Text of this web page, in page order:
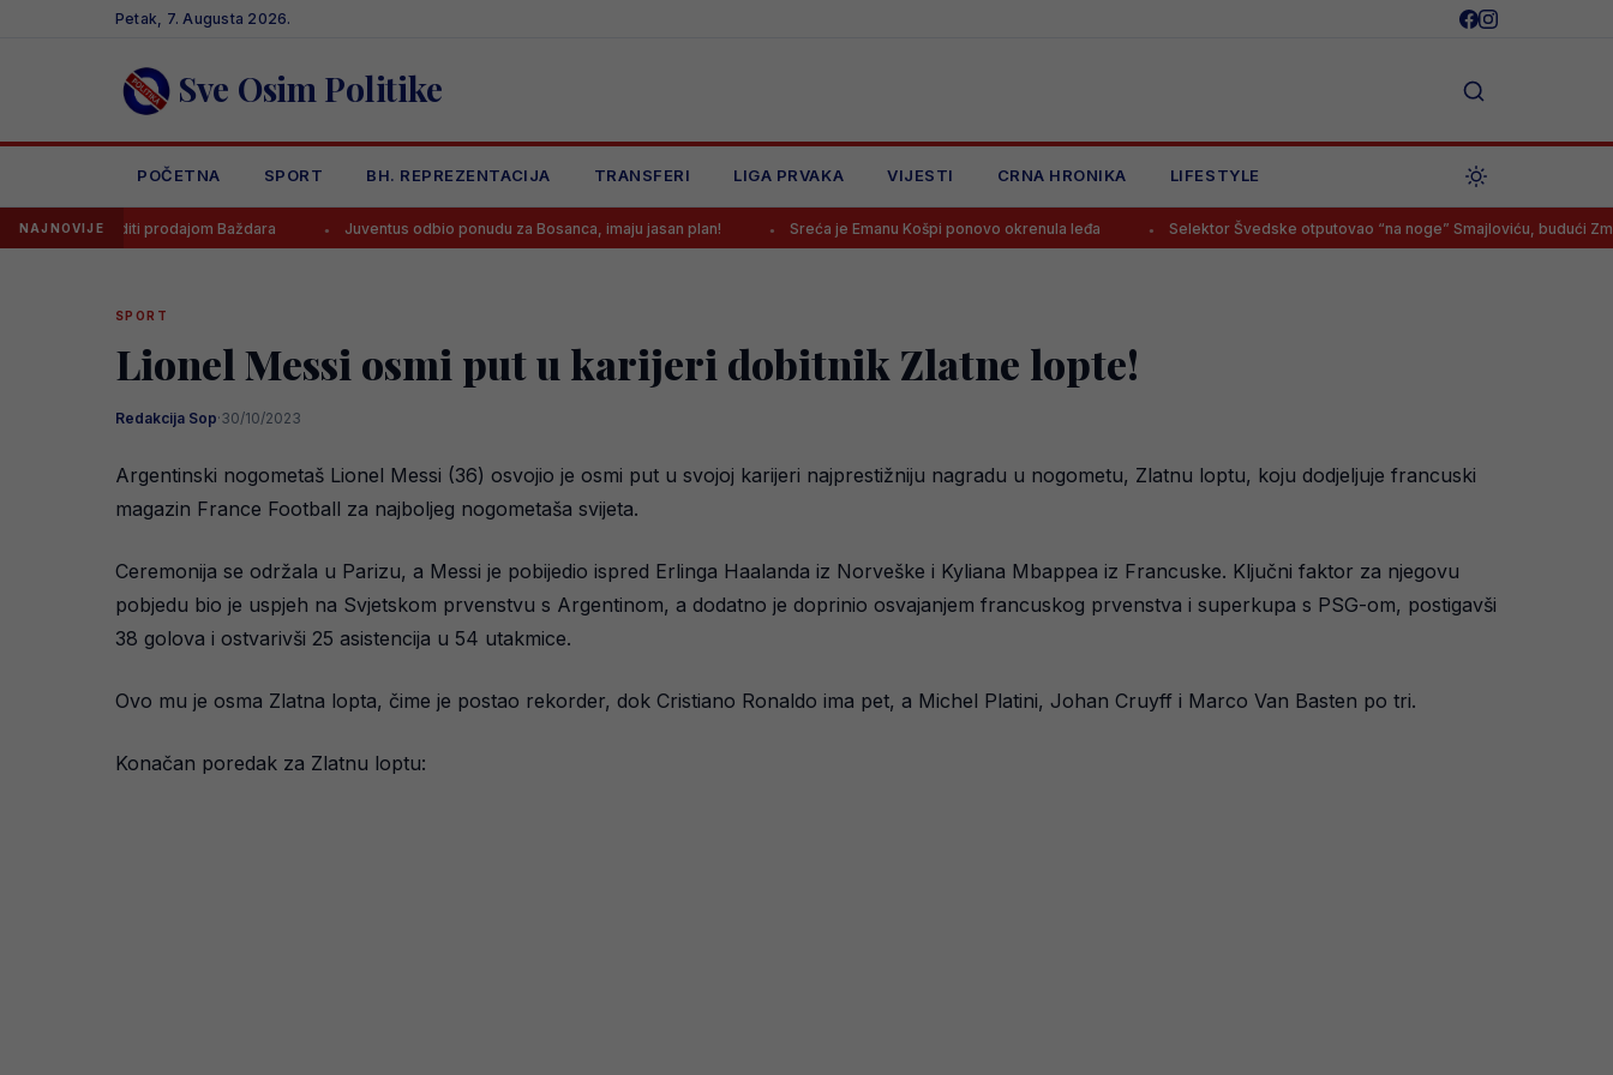
Petak, 7. Augusta 2026.
Sve Osim Politike
POČETNA SPORT BH. REPREZENTACIJA TRANSFERI LIGA PRVAKA VIJESTI CRNA HRONIKA LIFESTYLE
NAJNOVIJE
prodajom Baždara Juventus odbio ponudu za Bosanca, imaju jasan plan! Sreća je Emanu Košpi ponovo okrenula leđa Selektor Švedske otputovao “na noge” Smajloviću, budući Zmaj imao
SPORT
Lionel Messi osmi put u karijeri dobitnik Zlatne lopte!
Redakcija Sop·30/10/2023
Argentinski nogometaš Lionel Messi (36) osvojio je osmi put u svojoj karijeri najprestižniju nagradu u nogometu, Zlatnu loptu, koju dodjeljuje francuski
magazin France Football za najboljeg nogometaša svijeta.
Ceremonija se održala u Parizu, a Messi je pobijedio ispred Erlinga Haalanda iz Norveške i Kyliana Mbappea iz Francuske. Ključni faktor za njegovu
pobjedu bio je uspjeh na Svjetskom prvenstvu s Argentinom, a dodatno je doprinio osvajanjem francuskog prvenstva i superkupa s PSG-om, postigavši
38 golova i ostvarivši 25 asistencija u 54 utakmice.
Ovo mu je osma Zlatna lopta, čime je postao rekorder, dok Cristiano Ronaldo ima pet, a Michel Platini, Johan Cruyff i Marco Van Basten po tri.
Konačan poredak za Zlatnu loptu: